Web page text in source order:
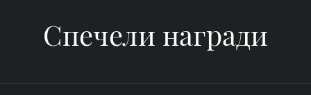
Спечели награди